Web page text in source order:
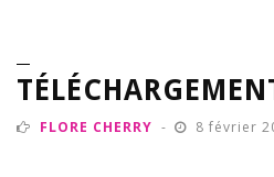
FLORE CHERRY 8 février